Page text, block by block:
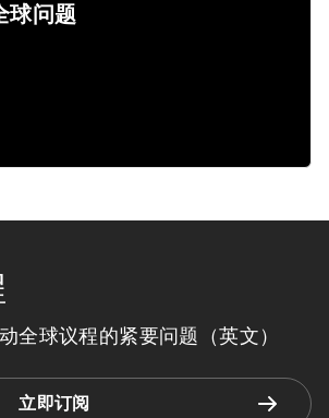
球问题
全球议程的紧要问题（英文）
立即订阅